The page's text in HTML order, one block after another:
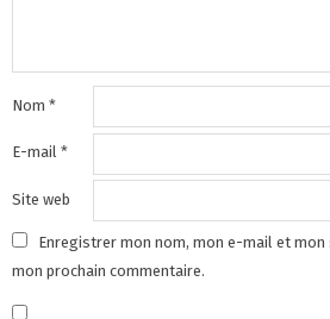
Nom *
E-mail *
Site web
Enregistrer mon nom, mon e-mail et
mon prochain commentaire.